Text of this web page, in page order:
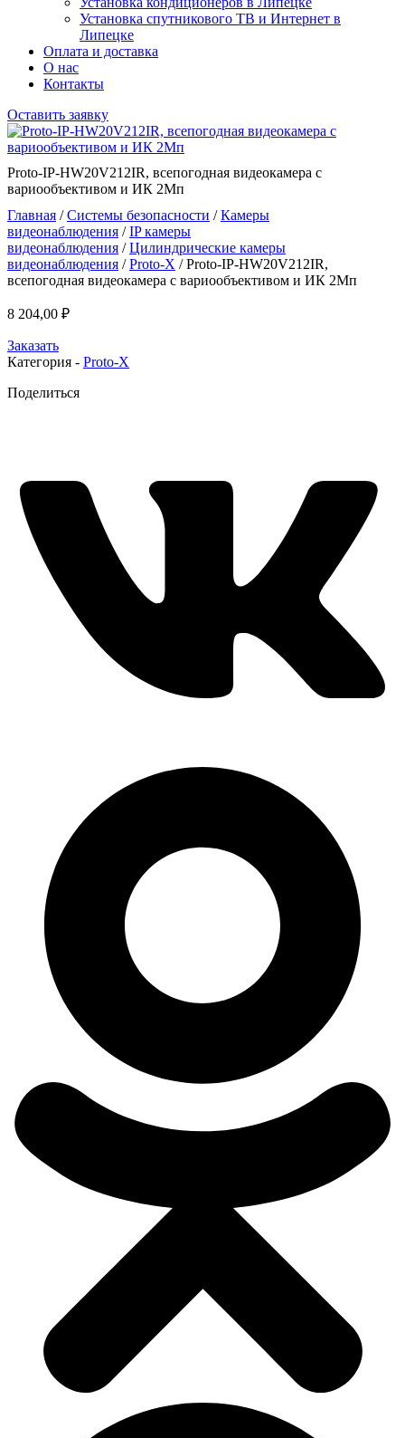
Установка спутникового ТВ и Интернет в
Липецке
Оплата и доставка
О нас
Контакты
Оставить заявку
Proto-IP-HW20V212IR, всепогодная видеокамера с
вариообъективом и ИК 2Мп
Главная /Системы безопасности /Камеры
видеонаблюдения /IP камеры
видеонаблюдения /Цилиндрические камеры
видеонаблюдения /Proto-X / Proto-IP-HW20V212IR,
всепогодная видеокамера с вариообъективом и ИК 2Мп
8 204,00 ₽
Заказать
Категория - Proto-X
Поделиться